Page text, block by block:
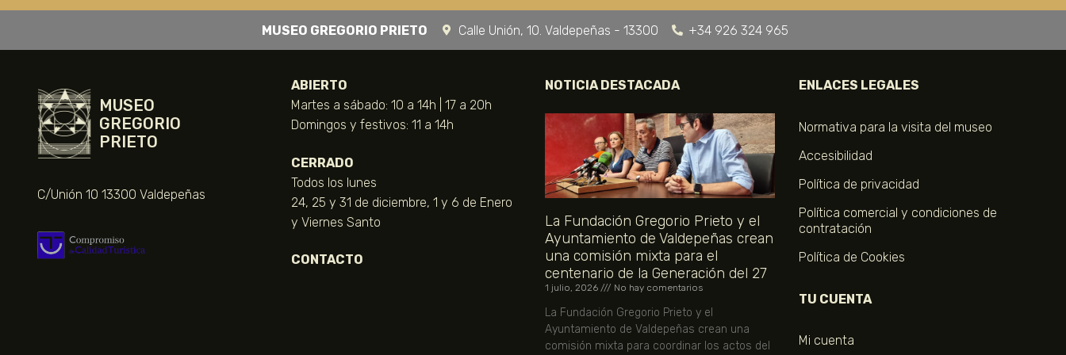
MUSEO GREGORIO PRIETO Calle Unión, 10. Valdepeñas - 13300 +34 926 324 965
MUSEO
GREGORIO
PRIETO
C/Unión 10 13300 Valdepeñas
ABIERTO
Martes a sábado: 10 a 14h | 17 a 20h
Domingos y festivos: 11 a 14h
CERRADO
Todos los lunes
24, 25 y 31 de diciembre, 1 y 6 de Enero
y Viernes Santo
CONTACTO
NOTICIA DESTACADA
La Fundación Gregorio Prieto y el
Ayuntamiento de Valdepeñas crean
una comisión mixta para el
centenario de la Generación del 27
1 julio, 2026 No hay comentarios
La Fundación Gregorio Prieto y el
Ayuntamiento de Valdepeñas crean una
comisión mixta para coordinar los actos del
ENLACES LEGALES
Normativa para la visita del museo
Accesibilidad
Política de privacidad
Política comercial y condiciones de
contratación
Política de Cookies
TU CUENTA
Mi cuenta